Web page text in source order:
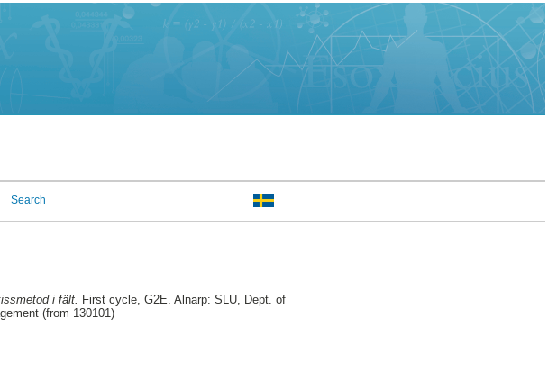
Search
i fält. First cycle, G2E. Alnarp: SLU, Dept. of
(from 130101)